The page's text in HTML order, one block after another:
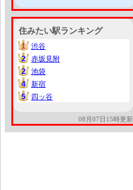
住みたい駅ランキング
1
1
渋谷
2
2
赤坂見附
2
2
池袋
4
4
新宿
5
5 四ッ谷
08月07日15時更新